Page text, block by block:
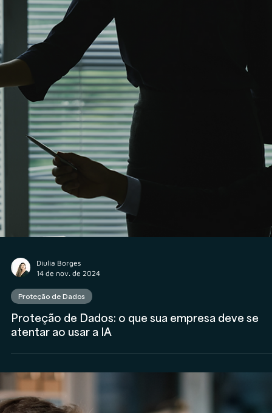
Diulia Borges
14 de nov. de 2024
Proteção de Dados
Proteção de Dados: o que sua empresa deve se
atentar ao usar a IA